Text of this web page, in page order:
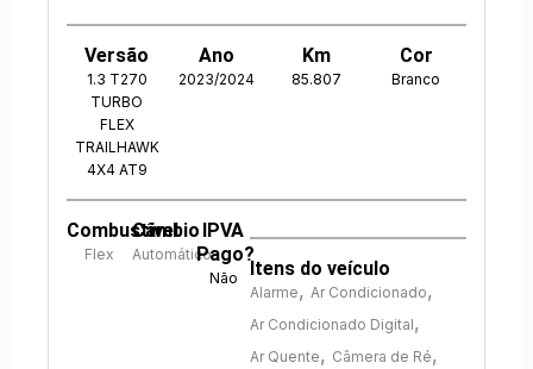
Versão
1.3 T270
TURBO
FLEX
TRAILHAWK
4X4 AT9
Ano
2023/2024
Km
85.807
Cor
Branco
Combustível
Flex
Câmbio
Automático
IPVA
Pago?
Não Itens do veículo
Alarme, Ar Condicionado,
Ar Condicionado Digital,
Ar Quente, Câmera de Ré,